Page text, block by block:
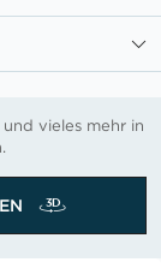
vieles mehr in